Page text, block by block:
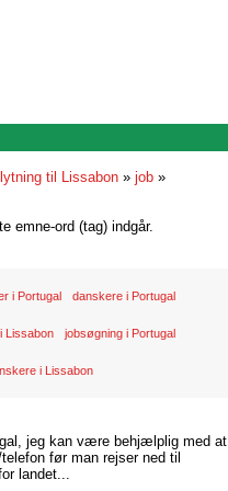
til Lissabon » job »
emne-ord (tag) indgår.
i Portugal danskere i Portugal
Lissabon jobsøgning i Portugal
i Lissabon
jeg kan være behjælplig med at
før man rejser ned til
landet...